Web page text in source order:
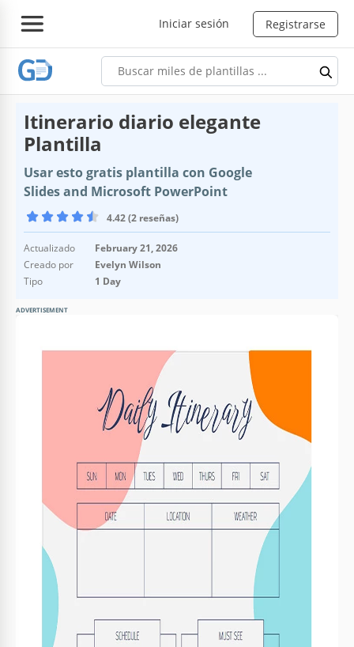
Iniciar sesión Registrarse
Itinerario diario elegante
Plantilla
Usar esto gratis plantilla con Google
Slides and Microsoft PowerPoint
4.42 (2 reseñas)
Actualizado
February 21, 2026
Creado por
Evelyn Wilson
Tipo
1 Day
ADVERTISEMENT